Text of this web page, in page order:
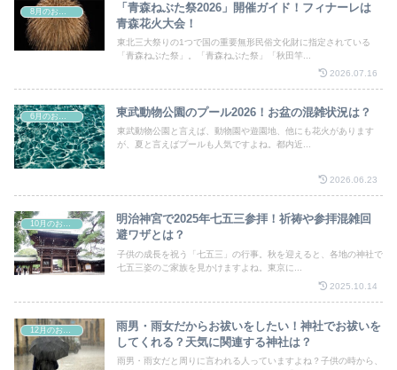
8月のお祭り
「青森ねぶた祭2026」開催ガイド！フィナーレは
青森花火大会！
東北三大祭りの1つで国の重要無形民俗文化財に指定されている
「青森ねぶた祭」。「青森ねぶた祭」「秋田竿...
2026.07.16
6月のお祭り 東武動物公園のプール2026！お盆の混雑状況は？
東武動物公園と言えば、動物園や遊園地、他にも花火があります
が、夏と言えばプールも人気ですよね。都内近...
2026.06.23
明治神宮で2025年七五三参拝！祈祷や参拝混雑回
避ワザとは？
子供の成長を祝う「七五三」の行事。秋を迎えると、各地の神社で
七五三姿のご家族を見かけますよね。東京に...
2025.10.14
雨男・雨女だからお祓いをしたい！神社でお祓いを
してくれる？天気に関連する神社は？
雨男・雨女だと周りに言われる人っていますよね？子供の時から、